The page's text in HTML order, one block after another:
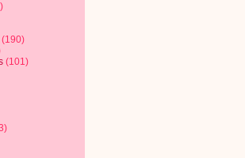
(190)
(101)